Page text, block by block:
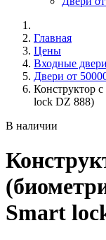
Главная
Цены
Входные двери
Двери от
Конструктор
lock DZ 888)
В наличии
Smart